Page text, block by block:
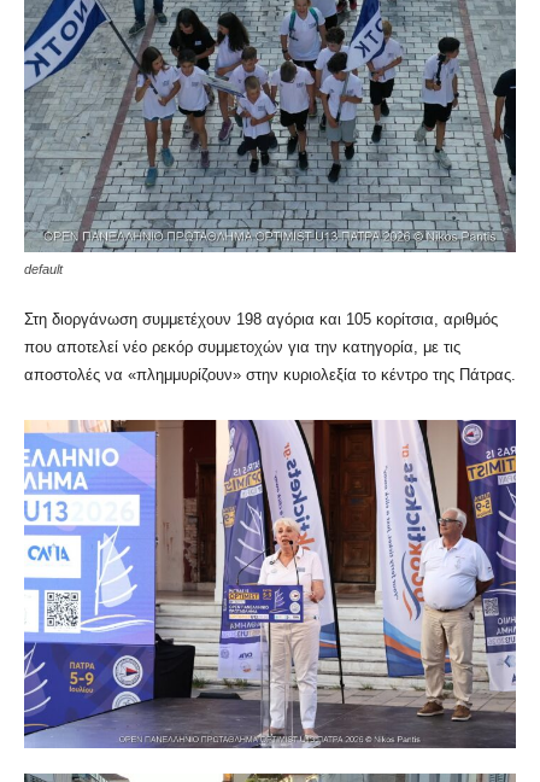
default
Στη διοργάνωση συμμετέχουν 198 αγόρια και 105 κορίτσια, αριθμός
που αποτελεί νέο ρεκόρ συμμετοχών για την κατηγορία, με τις
αποστολές να «πλημμυρίζουν» στην κυριολεξία το κέντρο της Πάτρας.